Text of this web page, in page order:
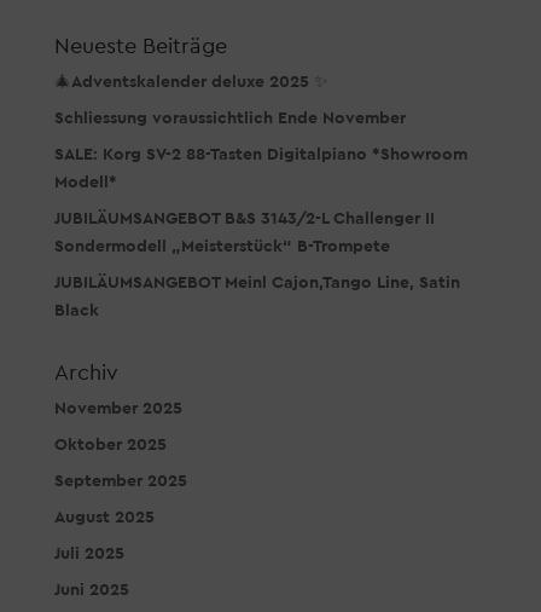
Neueste Beiträge
🎄Adventskalender deluxe 2025 ✨
Schliessung voraussichtlich Ende November
SALE: Korg SV-2 88-Tasten Digitalpiano *Showroom
Modell*
JUBILÄUMSANGEBOT B&S 3143/2-L Challenger II
Sondermodell „Meisterstück“ B-Trompete
JUBILÄUMSANGEBOT Meinl Cajon,Tango Line, Satin
Black
Archiv
November 2025
Oktober 2025
September 2025
August 2025
Juli 2025
Juni 2025